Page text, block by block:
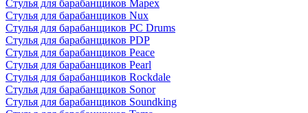
Стулья для барабанщиков Mapex
Стулья для барабанщиков Nux
Стулья для барабанщиков PC Drums
Стулья для барабанщиков PDP
Стулья для барабанщиков Peace
Стулья для барабанщиков Pearl
Стулья для барабанщиков Rockdale
Стулья для барабанщиков Sonor
Стулья для барабанщиков Soundking